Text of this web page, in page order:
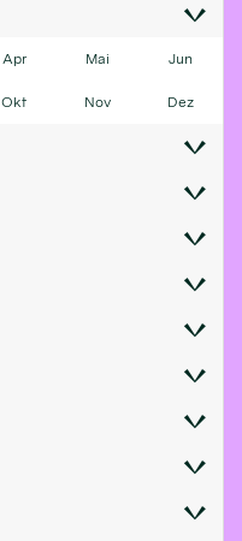
Apr Mai Jun
Okt Nov Dez